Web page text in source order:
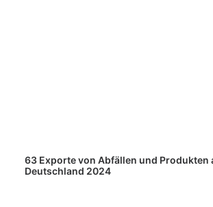
63 Exporte von Abfällen und Produkten
Deutschland 2024